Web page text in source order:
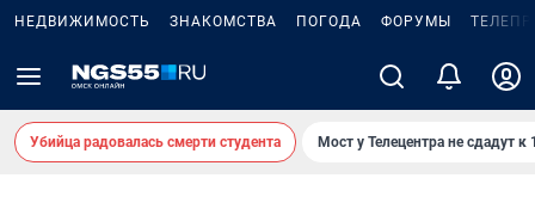
НЕДВИЖИМОСТЬ ЗНАКОМСТВА ПОГОДА ФОРУМЫ
Убийца радовалась смерти студента Мост у Телецентра не сдадут к